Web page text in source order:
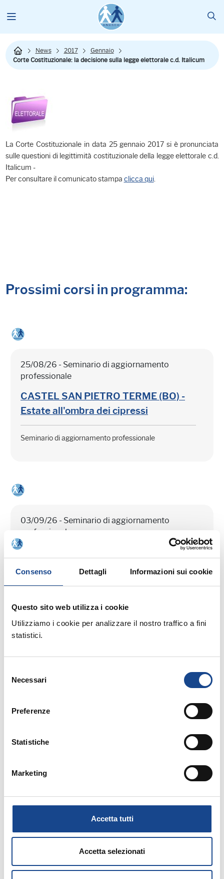
Consenso Dettagli Informazioni sui cookie
Questo sito web utilizza i cookie
Utilizziamo i cookie per analizzare il nostro traffico a fini
statistici.
delNecessari
Preferenze
Statistiche
Marketing
Accetta tutti
Accetta selezionati
News 2017
Gennaio
Corte Costituzionale: la decisione sulla legge elettorale c.d. Italicum
La Corte Costituzionale in data 25 gennaio 2017 si è pronunciata
sulle questioni di legittimità costituzionale della legge elettorale c.d.
Italicum -
Per consultare il comunicato stampa clicca qui.
Prossimi corsi in programma:
25/08/26 - Seminario di aggiornamento
professionale
CASTEL SAN PIETRO TERME (BO) -
Estate all'ombra dei cipressi
Seminario di aggiornamento professionale
03/09/26 - Seminario di aggiornamento
professionale
CASTEL SAN PIETRO TERME (BO) -
La cittadinanza italiana dopo la legge
Seminario di aggiornamento professionale
divorzio
Corso riservato agli operatori del Comune di
Torre del Greco
15/09/26 - Corso riservato agli operatori del